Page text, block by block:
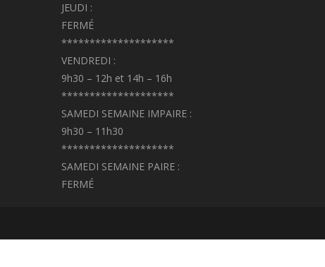
JEUDI :
FERMÉ
********************
VENDREDI :
9h30 – 12h et 14h – 16h
********************
SAMEDI SEMAINE IMPAIRE :
9h30 – 11h30
********************
SAMEDI SEMAINE PAIRE :
FERMÉ